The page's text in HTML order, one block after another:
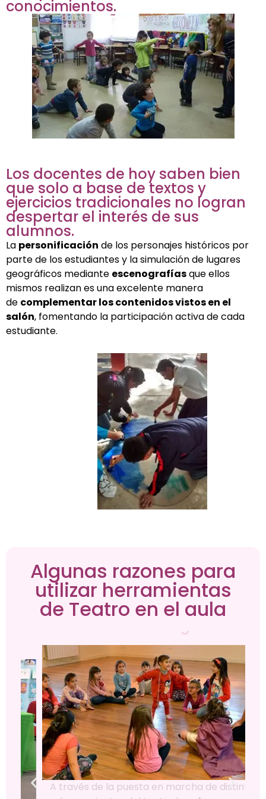
conocimientos.
Los docentes de hoy saben bien
que solo a base de textos y
ejercicios tradicionales no logran
despertar el interés de sus
alumnos.
La personificación de los personajes históricos por
parte de los estudiantes y la simulación de lugares
geográficos mediante escenografíasque ellos
mismos realizan es una excelente manera
de complementar los contenidos vistos en el
salón, fomentando la participación activa de cada
estudiante.
Algunas razones para
utilizar herramientas
de Teatro en el aula
Es una metodología activa
A través de la puesta en marcha de distintas